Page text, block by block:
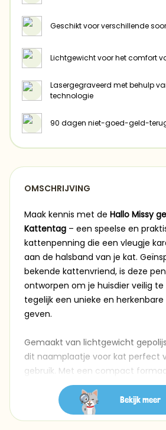
Geschikt voor verschillende
Lichtgewicht voor het comfort
Lasergegraveerd met behulp
technologie
90 dagen niet-goed-geld-
OMSCHRIJVING
Maak kennis met de Hallo Missy
Kattentag – een speelse en
kattenpenning die een vleugje
aan de halsband van je kat.
bekende kattenvriend, is deze
ontworpen om je huisdier veilig
tegelijk een unieke en
geven.
Gemaakt van lichtgewicht
dit naamplaatje voor kat perfect
gebruik. Met een compact
is het ideaal voor katten van alle
voorkant toont een vrolijk,
ontwerp dat fans meteen zullen
Bekijk meer